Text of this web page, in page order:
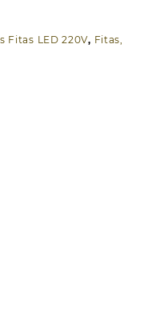
Fitas LED 220V, Fitas,